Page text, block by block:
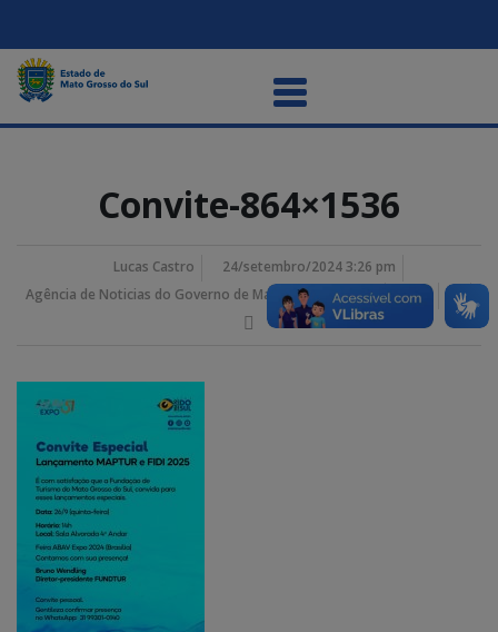
Convite-864×1536
Lucas Castro
24/setembro/2024 3:26 pm
Agência de Noticias do Governo de Mato Grosso do Sul